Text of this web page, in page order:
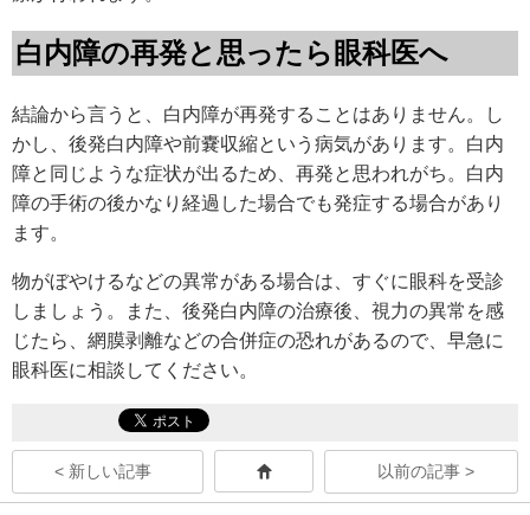
白内障の再発と思ったら眼科医へ
結論から言うと、白内障が再発することはありません。し
かし、後発白内障や前嚢収縮という病気があります。白内
障と同じような症状が出るため、再発と思われがち。白内
障の手術の後かなり経過した場合でも発症する場合があり
ます。
物がぼやけるなどの異常がある場合は、すぐに眼科を受診
しましょう。また、後発白内障の治療後、視力の異常を感
じたら、網膜剥離などの合併症の恐れがあるので、早急に
眼科医に相談してください。
< 新しい記事 以前の記事 >